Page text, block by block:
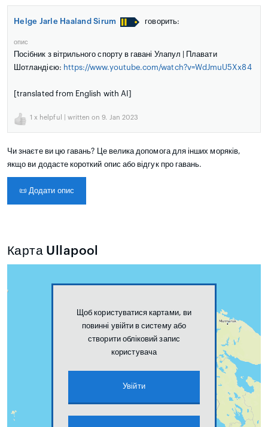
Helge Jarle Haaland Sirum говорить:
опис
Посібник з вітрильного спорту в гавані Улапул | Плавати
Шотландією: https://www.youtube.com/watch?v=WdJmuU5Xx84
[translated from English with AI]
1 x helpful | written on 9. Jan 2023
Чи знаєте ви цю гавань? Це велика допомога для інших моряків,
якщо ви додасте короткий опис або відгук про гавань.
📜 Додати опис
Карта Ullapool
Щоб користуватися картами, ви
повинні увійти в систему або
створити обліковий запис
користувача
Увійти